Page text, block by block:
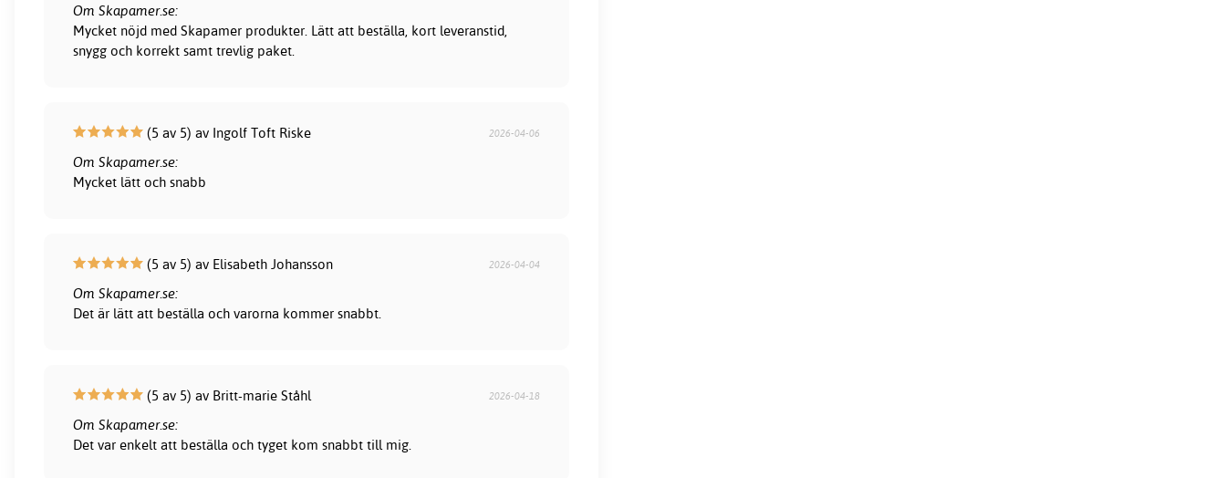
Om Skapamer.se:
Mycket nöjd med Skapamer produkter. Lätt att beställa, kort leveranstid,
snygg och korrekt samt trevlig paket.
(5 av 5) av Ingolf Toft Riske 2026-04-06
Om Skapamer.se:
Mycket lätt och snabb
(5 av 5) av Elisabeth Johansson 2026-04-04
Om Skapamer.se:
Det är lätt att beställa och varorna kommer snabbt.
(5 av 5) av Britt-marie Ståhl 2026-04-18
Om Skapamer.se:
Det var enkelt att beställa och tyget kom snabbt till mig.